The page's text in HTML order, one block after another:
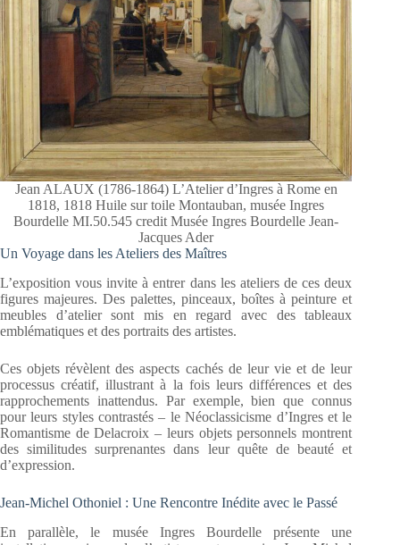
Jean ALAUX (1786-1864) L’Atelier d’Ingres à Rome en
1818, 1818 Huile sur toile Montauban, musée Ingres
Bourdelle MI.50.545 credit Musée Ingres Bourdelle Jean-
Jacques Ader
Un Voyage dans les Ateliers des Maîtres
L’exposition vous invite à entrer dans les ateliers de ces deux
figures majeures. Des palettes, pinceaux, boîtes à peinture et
meubles d’atelier sont mis en regard avec des tableaux
emblématiques et des portraits des artistes.
Ces objets révèlent des aspects cachés de leur vie et de leur
processus créatif, illustrant à la fois leurs différences et des
rapprochements inattendus. Par exemple, bien que connus
pour leurs styles contrastés – le Néoclassicisme d’Ingres et le
Romantisme de Delacroix – leurs objets personnels montrent
des similitudes surprenantes dans leur quête de beauté et
d’expression.
Jean-Michel Othoniel : Une Rencontre Inédite avec le Passé
En parallèle, le musée Ingres Bourdelle présente une